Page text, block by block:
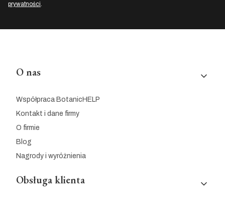
prywatności.
Linki w stopce
O nas
Współpraca BotanicHELP
Kontakt i dane firmy
O firmie
Blog
Nagrody i wyróżnienia
Obsługa klienta